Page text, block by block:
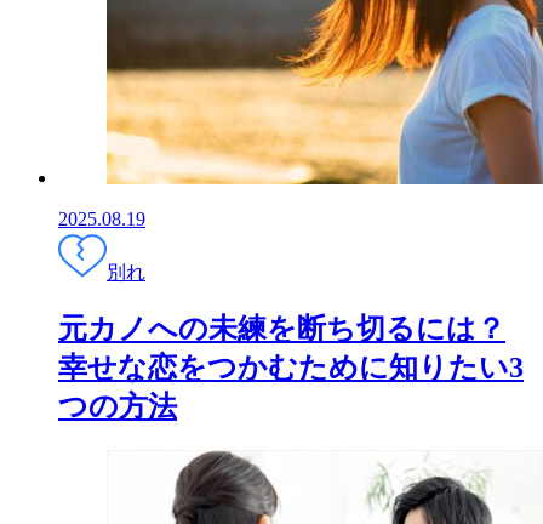
2025.08.19
別れ
元カノへの未練を断ち切るには？
幸せな恋をつかむために知りたい3
つの方法